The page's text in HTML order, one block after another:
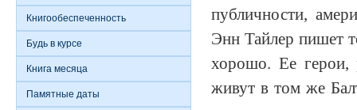
публичности,
Энн Тайлер пишет
хорошо. Ее герои,
живут в том же
Книгообеспеченность
Будь в курсе
Книга месяца
Памятные даты